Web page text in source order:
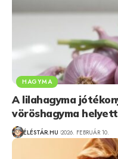
HAGYMA
A lilahagyma
vöröshagyma
ÉLÉSTÁR.HU 2026. FEBRUÁR 10.